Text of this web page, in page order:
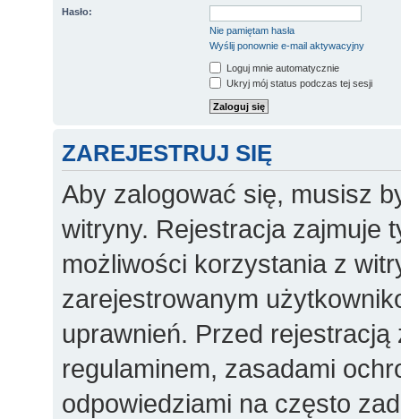
Hasło:
Nie pamiętam hasła
Wyślij ponownie e-mail aktywacyjny
Loguj mnie automatycznie
Ukryj mój status podczas tej sesji
ZAREJESTRUJ SIĘ
Aby zalogować się, musisz
witryny. Rejestracja zajmuje
możliwości korzystania z
zarejestrowanym
uprawnień. Przed
regulaminem, zasadami
odpowiedziami na często